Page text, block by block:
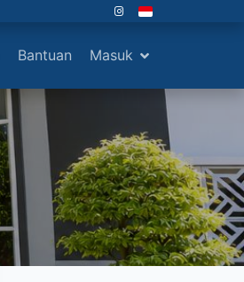
Bantuan Masuk